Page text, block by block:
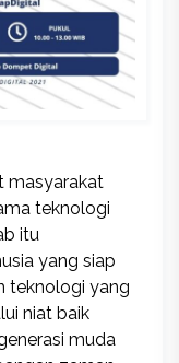
masyarakat
teknologi
itu
yang siap
teknologi yang
niat baik
muda